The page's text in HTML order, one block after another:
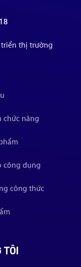
triển thị trường
chức năng
công dụng
công thức
TÔI